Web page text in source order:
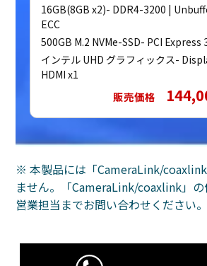
16GB(8GB x2)- DDR4-3200 |
ECC
500GB M.2 NVMe-SSD- PCI Express
インテル UHD グラフィックス-
HDMI x1
販売価格
※ 本製品には「CameraLink/
ません。「CameraLink/coaxlink」の
営業担当までお問い合わせください。